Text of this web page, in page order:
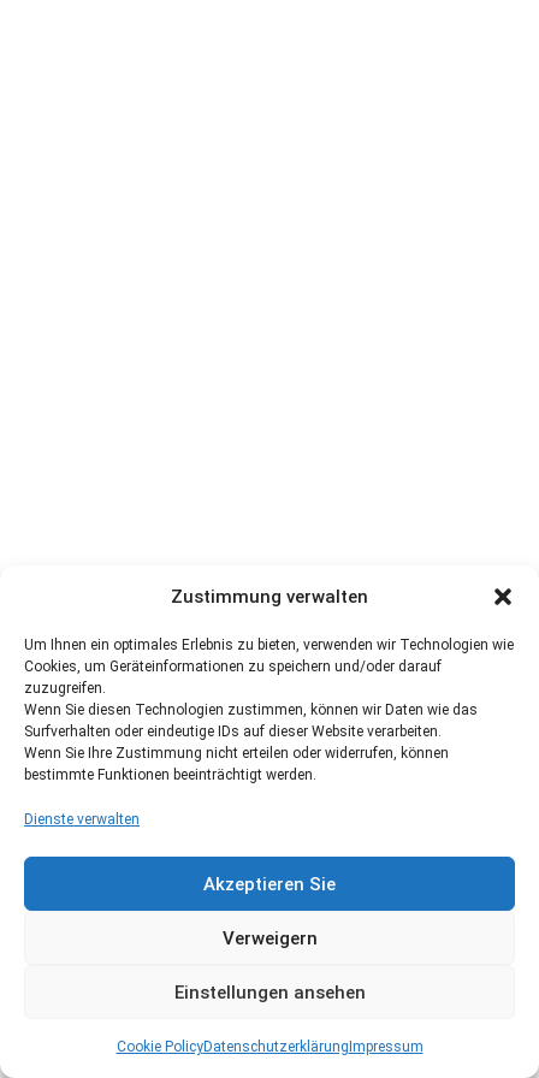
Zustimmung verwalten
Um Ihnen ein optimales Erlebnis zu bieten, verwenden wir Technologien wie
Cookies, um Geräteinformationen zu speichern und/oder darauf
zuzugreifen.
Wenn Sie diesen Technologien zustimmen, können wir Daten wie das
Surfverhalten oder eindeutige IDs auf dieser Website verarbeiten.
Wenn Sie Ihre Zustimmung nicht erteilen oder widerrufen, können
bestimmte Funktionen beeinträchtigt werden.
Dienste verwalten
Akzeptieren Sie
Verweigern
Einstellungen ansehen
Cookie PolicyDatenschutzerklärung Impressum